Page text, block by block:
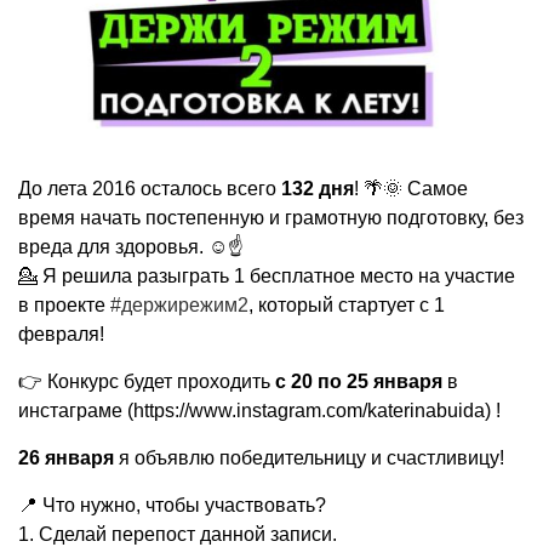
До лета 2016 осталось всего 132 дня! 🌴🌞 Самое
время начать постепенную и грамотную подготовку, без
вреда для здоровья. ☺☝
💁 Я решила разыграть 1 бесплатное место на участие
в проекте #держирежим2, который стартует с 1
февраля!
👉 Конкурс будет проходить с 20 по 25 января в
инстаграме (https://www.instagram.com/katerinabuida) !
26 января я объявлю победительницу и счастливицу!
📍 Что нужно, чтобы участвовать?
1. Сделай перепост данной записи.